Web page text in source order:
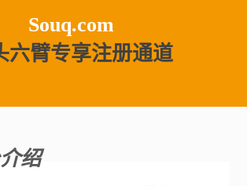
Souq.com
六臂专享注册通道
绍